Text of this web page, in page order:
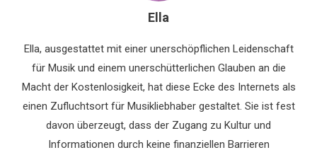
Ella
Ella, ausgestattet mit einer unerschöpflichen Leidenschaft
für Musik und einem unerschütterlichen Glauben an die
Macht der Kostenlosigkeit, hat diese Ecke des Internets als
einen Zufluchtsort für Musikliebhaber gestaltet. Sie ist fest
davon überzeugt, dass der Zugang zu Kultur und
Informationen durch keine finanziellen Barrieren